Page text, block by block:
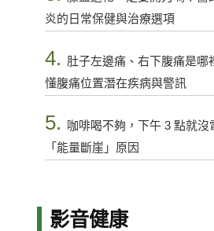
炎的日常保健與治療選項
4. 肚子左邊痛、右下腹痛是哪
懂腹痛位置潛在疾病與警訊
5.
咖啡喝不夠，下午 3 點就
「能量斷崖」原因
影音健康